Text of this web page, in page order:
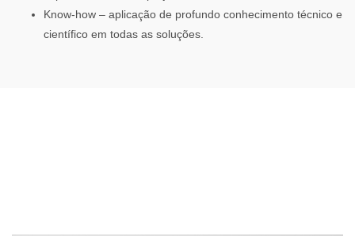
Know-how – aplicação de profundo conhecimento técnico e
científico em todas as soluções.